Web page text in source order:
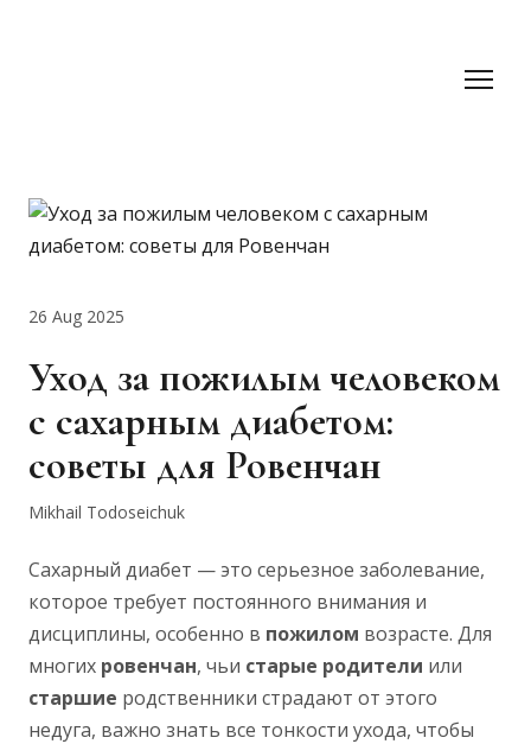
26 Aug 2025
Уход за пожилым человеком
с сахарным диабетом:
советы для Ровенчан
Mikhail Todoseichuk
Сахарный диабет — это серьезное заболевание,
которое требует постоянного внимания и
дисциплины, особенно в пожилом возрасте. Для
многих ровенчан, чьи старые родители или
старшие родственники страдают от этого
недуга, важно знать все тонкости ухода, чтобы